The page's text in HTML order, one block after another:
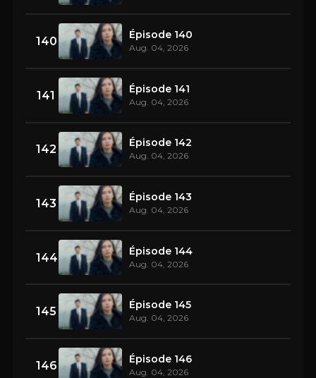
140 Épisode 140
Aug. 04, 2026
141 Épisode 141
Aug. 04, 2026
142 Épisode 142
Aug. 04, 2026
143 Épisode 143
Aug. 04, 2026
144 Épisode 144
Aug. 04, 2026
145 Épisode 145
Aug. 04, 2026
146 Épisode 146
Aug. 04, 2026